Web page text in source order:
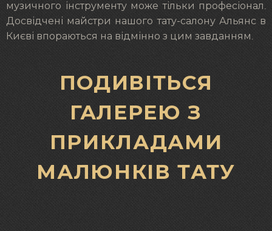
музичного інструменту може тільки професіонал.
Досвідчені майстри нашого тату-салону Альянс в
Києві впораються на відмінно з цим завданням.
ПОДИВІТЬСЯ
ГАЛЕРЕЮ З
ПРИКЛАДАМИ
МАЛЮНКІВ ТАТУ